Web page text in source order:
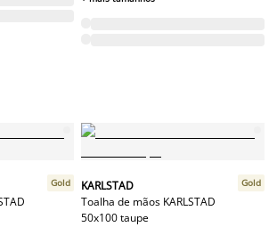
Gold
KARLSTAD
Toalha de mãos KARLSTAD
50x100 taupe
Gold